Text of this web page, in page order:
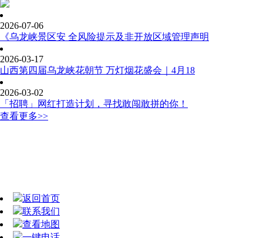
2026-07-06
《乌龙峡景区安 全风险提示及非开放区域管理声明
2026-03-17
山西第四届乌龙峡花朝节 万灯烟花盛会｜4月18
2026-03-02
「招聘」网红打造计划，寻找敢闯敢拼的你！
查看更多>>
返回首页
联系我们
查看地图